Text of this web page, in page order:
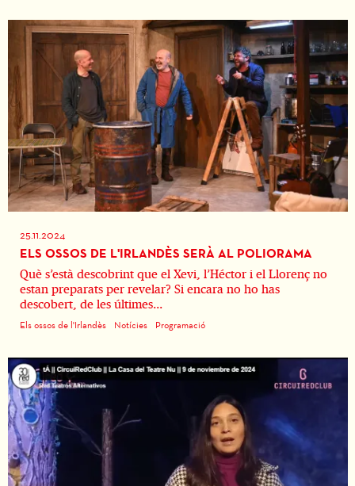
25.11.2024
ELS OSSOS DE L'IRLANDÈS SERÀ AL POLIORAMA
Què s’està descobrint que el Xevi, l’Héctor i el Llorenç no
estan preparats per revelar? Si encara no ho has
descobert, de les últimes...
Els ossos de l'Irlandès Notícies Programació